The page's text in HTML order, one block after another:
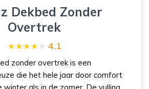
Dekbed Zonder
Overtrek
4.1
zonder overtrek is een
die het hele jaar door comfort
winter als in de zomer. De vulling